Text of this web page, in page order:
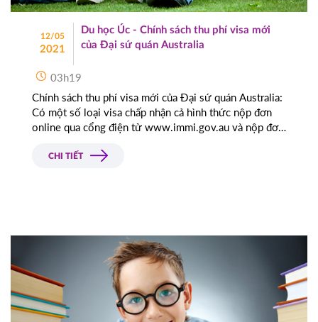
12/05
2021
Du học Úc - Chính sách thu phí visa mới
của Đại sứ quán Australia
03h19
Chính sách thu phí visa mới của Đại sứ quán Australia:
Có một số loại visa chấp nhận cả hình thức nộp đơn
online qua cổng điện tử www.immi.gov.au và nộp đơn
cấp dịch vụ chuyển phát...
CHI TIẾT